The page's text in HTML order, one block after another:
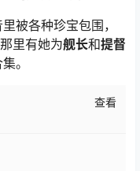
被各种珍宝包围，
里有她为舰长和提督
。
查看